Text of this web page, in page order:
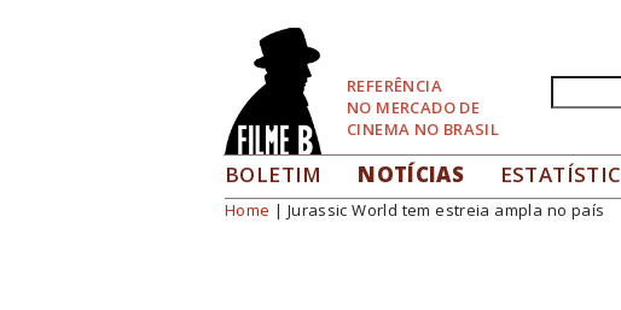
REFERÊNCIA
NO MERCADO DE
CINEMA NO BRASIL
BOLETIM NOTÍCIAS
Você está aqui
Home | Jurassic World tem estreia ampla no país